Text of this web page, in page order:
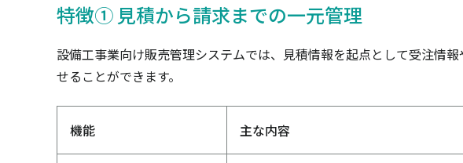
特徴① 見積から請求までの一元管理
設備工事業向け販売管理システムでは、見積情報を起点として受注情
せることができます。
機能 主な内容